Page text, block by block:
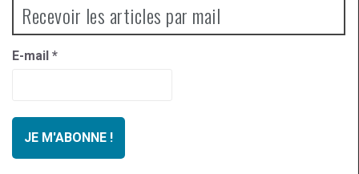
Recevoir les articles par mail
E-mail *